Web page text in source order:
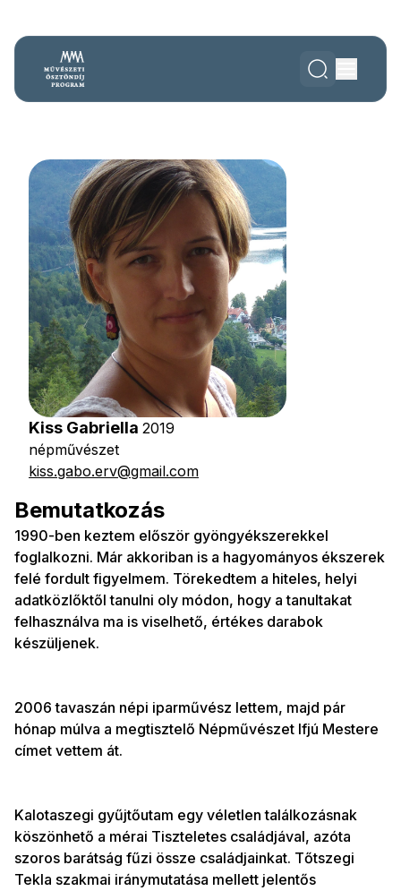
Kiss Gabriella 2019
népművészet
kiss.gabo.erv@gmail.com
Bemutatkozás
1990-ben keztem először gyöngyékszerekkel
foglalkozni. Már akkoriban is a hagyományos ékszerek
felé fordult figyelmem. Törekedtem a hiteles, helyi
adatközlőktől tanulni oly módon, hogy a tanultakat
felhasználva ma is viselhető, értékes darabok
készüljenek.
2006 tavaszán népi iparművész lettem, majd pár
hónap múlva a megtisztelő Népművészet Ifjú Mestere
címet vettem át.
Kalotaszegi gyűjtőutam egy véletlen találkozásnak
köszönhető a mérai Tiszteletes családjával, azóta
szoros barátság fűzi össze családjainkat. Tőtszegi
Tekla szakmai iránymutatása mellett jelentős